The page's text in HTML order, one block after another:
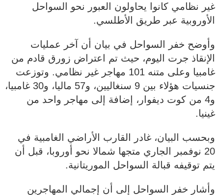
غير نظامي كانوا يحاولون العبور نحو السواحل
الأوروبية عبر طريق الأطلسي.
وأوضح خفر السواحل في بيان أن آخر عمليات
الإنقاذ جرت اليوم، حيث تم اعتراض زورق قادم من
غامبيا وعلى متنه 101 مهاجر غير نظامي. وتوزعت
جنسيات هؤلاء بين 9 سنغاليين، و57 ماليا، و30 غامبيا،
و4 من كوت ديفوار، إضافة إلى مهاجر واحد من
غينيا.
وبحسب البيان، غادر القارب الأراضي الغامبية في
20 نوفمبر الجاري متجها شمالا نحو أوروبا، قبل أن
يتم توقيفه قبالة السواحل الموريتانية.
وأشار خفر السواحل إلى أن إجمالي المهاجرين